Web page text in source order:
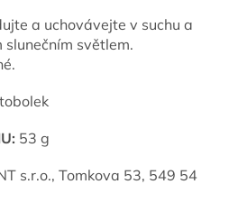
a uchovávejte v suchu a
světlem.
53 g
s.r.o., Tomkova 53, 549 54